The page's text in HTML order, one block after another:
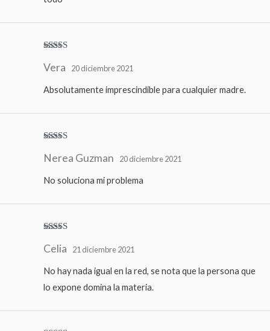
con5de 5
Vera 20 diciembre 2021
Absolutamente imprescindible para cualquier madre.
do con
Nerea Guzman 20 diciembre 2021
No soluciona mi problema
con5de 5
Celia 21 diciembre 2021
No hay nada igual en la red, se nota que la persona que
lo expone domina la materia.